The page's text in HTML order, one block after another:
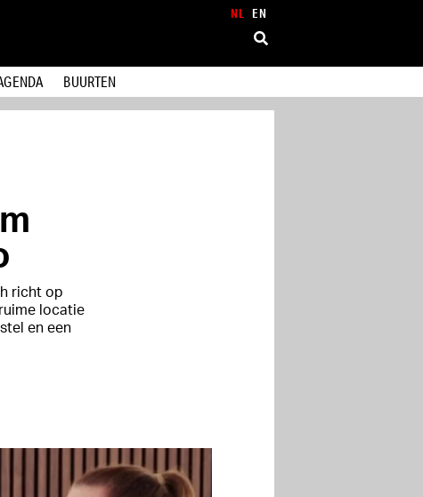
NL EN
BUURTEN
richt op
locatie
en een